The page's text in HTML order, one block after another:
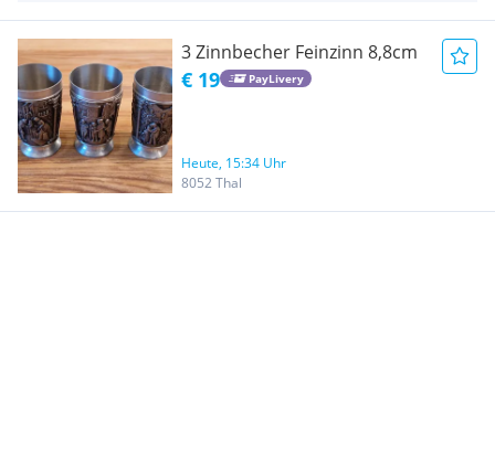
3 Zinnbecher Feinzinn 8,8cm
€ 19 PayLivery
Heute, 15:34 Uhr
8052 Thal